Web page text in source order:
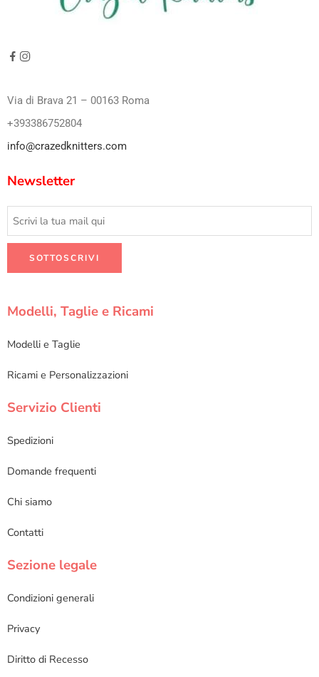
Via di Brava 21 – 00163 Roma
+393386752804
info@crazedknitters.com
Newsletter
Modelli, Taglie e Ricami
Modelli e Taglie
Ricami e Personalizzazioni
Servizio Clienti
Spedizioni
Domande frequenti
Chi siamo
Contatti
Sezione legale
Condizioni generali
Privacy
Diritto di Recesso